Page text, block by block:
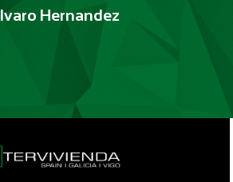
Hernandez